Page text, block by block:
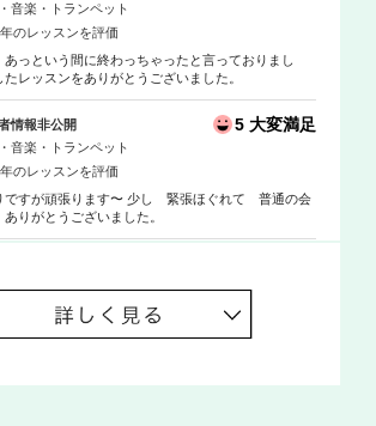
音楽・トランペット
のレッスンを評価
あっという間に終わっちゃったと言っておりまし
レッスンをありがとうございました。
情報非公開 5 大変満足
音楽・トランペット
のレッスンを評価
すが頑張ります〜 少し 緊張ほぐれて 普通の会
りがとうございました。